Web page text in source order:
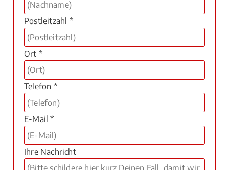
Postleitzahl *
Ort *
Telefon *
E-Mail *
Ihre Nachricht